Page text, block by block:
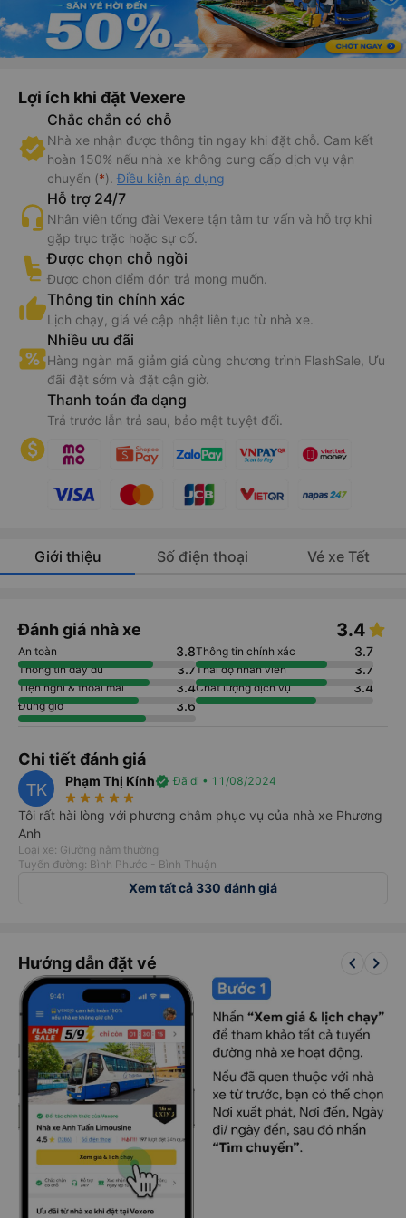
Lợi ích khi đặt Vexere
Chắc chắn có chỗ
Nhà xe nhận được thông tin ngay khi đặt chỗ. Cam kết
hoàn 150% nếu nhà xe không cung cấp dịch vụ vận
chuyển (*). Điều kiện áp dụng
Hỗ trợ 24/7
Nhân viên tổng đài Vexere tận tâm tư vấn và hỗ trợ khi
gặp trục trặc hoặc sự cố.
Được chọn chỗ ngồi
Được chọn điểm đón trả mong muốn.
Thông tin chính xác
Lịch chạy, giá vé cập nhật liên tục từ nhà xe.
Nhiều ưu đãi
Hàng ngàn mã giảm giá cùng chương trình FlashSale, Ưu
đãi đặt sớm và đặt cận giờ.
Thanh toán đa dạng
Trả trước lẫn trả sau, bảo mật tuyệt đối.
Giới thiệu Số điện thoại Vé xe Tết
Đánh giá nhà xe 3.4
An toàn 3.8Thông tin chính xác 3.7
Thông tin đầy đủ 3.7Thái độ nhân viên 3.7
Tiện nghi & thoải mái 3.4Chất lượng dịch vụ 3.4
Đúng giờ 3.6
Chi tiết đánh giá
TK Phạm Thị Kínhverified Đã đi • 11/08/2024
star_rate star_rate star_rate star_rate star_rate
Tôi rất hài lòng với phương châm phục vụ của nhà xe Phương
Anh
Loại xe: Giường nằm thường
Tuyến đường: Bình Phước - Bình Thuận
Xem tất cả 330 đánh giá
Hướng dẫn đặt vé keyboard_arrow_left keyboard_arrow_right